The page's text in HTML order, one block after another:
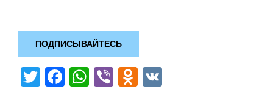
ПОДПИСЫВАЙТЕСЬ
T F W Vi O